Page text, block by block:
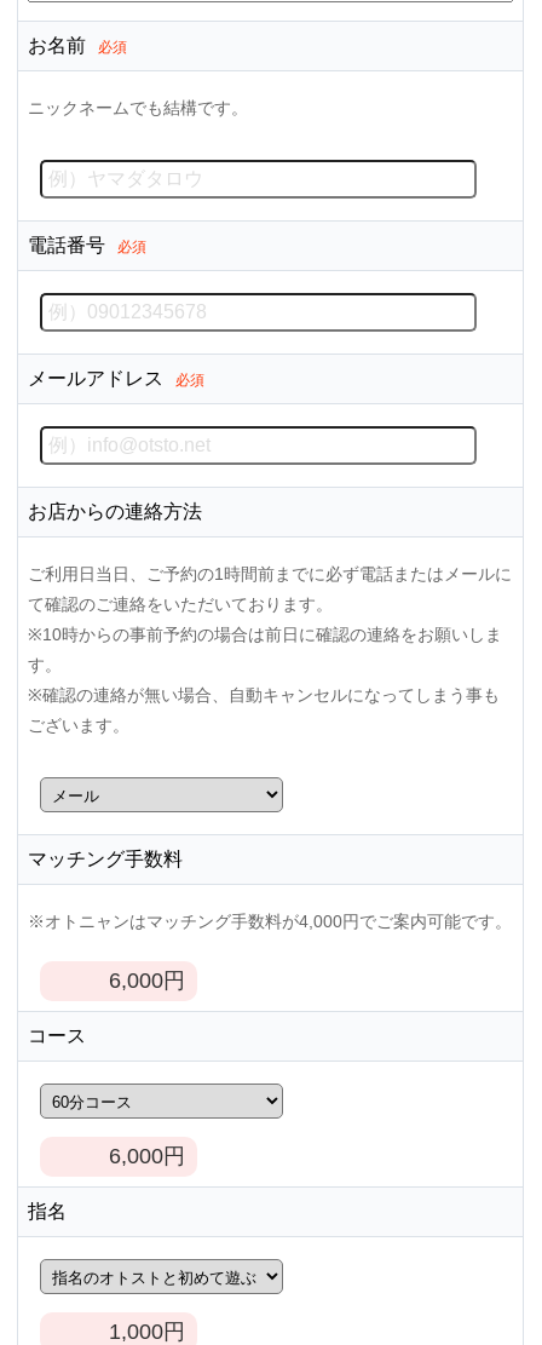
お名前 必須
ニックネームでも結構です。
電話番号 必須
メールアドレス 必須
お店からの連絡方法
ご利用日当日、ご予約の1時間前までに必ず電話またはメールに
て確認のご連絡をいただいております。
※10時からの事前予約の場合は前日に確認の連絡をお願いしま
す。
※確認の連絡が無い場合、自動キャンセルになってしまう事も
ございます。
マッチング手数料
※オトニャンはマッチング手数料が4,000円でご案内可能です。
6,000円
コース
6,000円
指名
1,000円